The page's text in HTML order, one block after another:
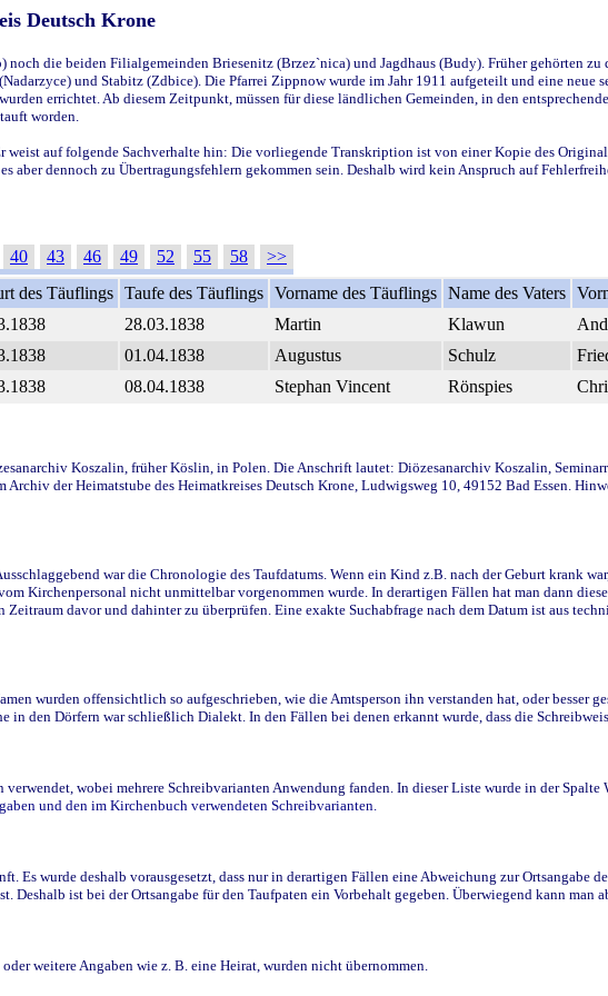
Deutsch Krone
die beiden Filialgemeinden Briesenitz (Brzez`nica) und Jagdhaus (Budy). Früher gehörten
und Stabitz (Zdbice). Die Pfarrei Zippnow wurde im Jahr 1911 aufgeteilt und eine
errichtet. Ab diesem Zeitpunkt, müssen für diese ländlichen Gemeinden, in den
worden.
weist auf folgende Sachverhalte hin: Die vorliegende Transkription ist von einer Kopie des
dennoch zu Übertragungsfehlern gekommen sein. Deshalb wird kein Anspruch auf
40 43 46 49 52 55 58
>>
des Täuflings Taufe des Täuflings Vorname des Täuflings Name des Vaters
28.03.1838 Martin Klawun
01.04.1838 Augustus Schulz
08.04.1838 Stephan Vincent Rönspies
Koszalin, früher Köslin, in Polen. Die Anschrift lautet: Diözesanarchiv Koszalin,
der Heimatstube des Heimatkreises Deutsch Krone, Ludwigsweg 10, 49152 Bad Essen.
war die Chronologie des Taufdatums. Wenn ein Kind z.B. nach der Geburt krank
Kirchenpersonal nicht unmittelbar vorgenommen wurde. In derartigen Fällen hat man dann
davor und dahinter zu überprüfen. Eine exakte Suchabfrage nach dem Datum ist aus
wurden offensichtlich so aufgeschrieben, wie die Amtsperson ihn verstanden hat, oder besser
in den Dörfern war schließlich Dialekt. In den Fällen bei denen erkannt wurde, dass die
wobei mehrere Schreibvarianten Anwendung fanden. In dieser Liste wurde in der
und den im Kirchenbuch verwendeten Schreibvarianten.
Es wurde deshalb vorausgesetzt, dass nur in derartigen Fällen eine Abweichung zur Ortsangabe
ist bei der Ortsangabe für den Taufpaten ein Vorbehalt gegeben. Überwiegend kann man
weitere Angaben wie z. B. eine Heirat, wurden nicht übernommen.